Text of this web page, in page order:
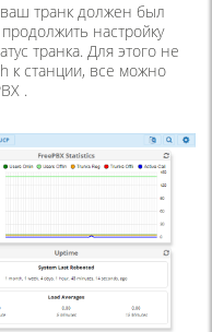
транк должен был
настройку
транка. Для этого не
к станции, все можно
.